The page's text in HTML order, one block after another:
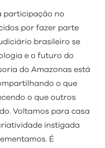
participação no
por fazer parte
brasileiro se
e o futuro do
do Amazonas está
o que
o que outros
Voltamos para casa
instigada
É